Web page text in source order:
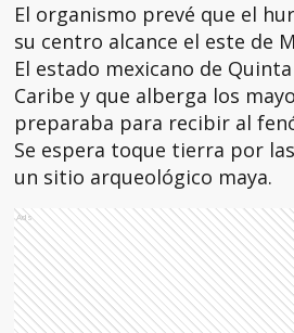
El organismo prevé que el
su centro alcance el este de
El estado mexicano de
Caribe y que alberga los
preparaba para recibir al
Se espera toque tierra por
un sitio arqueológico maya.
Ads